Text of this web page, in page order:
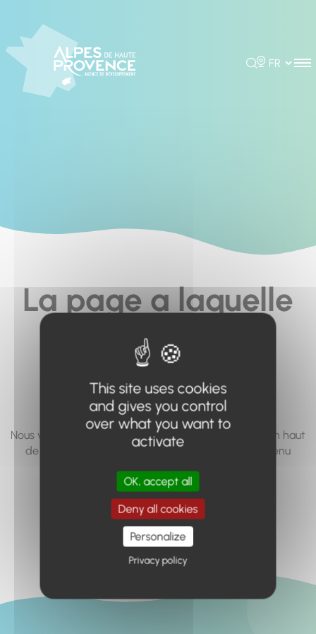
Rechercher
Choisir la
La page a laquelle
vous cherchez à
accéder n'existe
pas... ou plus.
Nous vous invitons à utiliser le moteur de recherche en haut
de page, ou à utiliser le menu pour trouver le contenu
Retour à l'accueil
This site uses cookies
and gives you control
over what you want to
activate
OK, accept all
Deny all cookies
Personalize
Privacy policy